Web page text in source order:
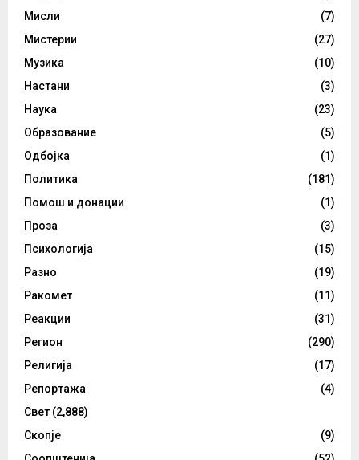
Мисли
(7)
Мистерии
(27)
Музика
(10)
Настани
(3)
Наука
(23)
Образование
(5)
Одбојка
(1)
Политика
(181)
Помош и донации
(1)
Проза
(3)
Психологија
(15)
Разно
(19)
Ракомет
(11)
Реакции
(31)
Регион
(290)
Религија
(17)
Репортажа
(4)
Свет (2,888)
Скопје
(9)